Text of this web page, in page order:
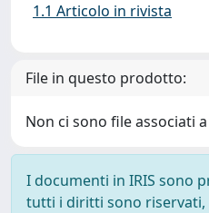
1.1 Articolo in rivista
File in questo prodotto:
Non ci sono file associati
I documenti in IRIS sono
tutti i diritti sono riservati,